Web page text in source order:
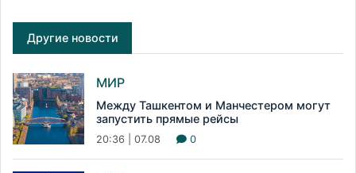
Другие новости
МИР
Между Ташкентом и Манчестером могут
запустить прямые рейсы
20:36 | 07.08 0